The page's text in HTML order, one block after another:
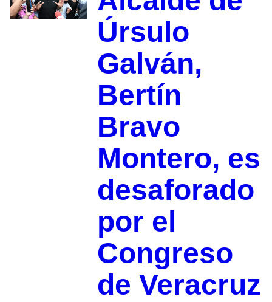
Úrsulo
Galván,
Bertín
Bravo
Montero, es
desaforado
por el
Congreso
de Veracruz